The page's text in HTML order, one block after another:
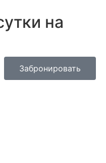
на
Забронировать